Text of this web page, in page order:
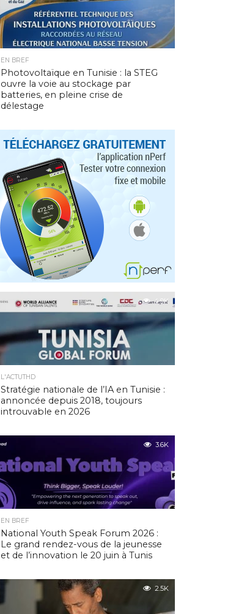
EN BREF
Photovoltaïque en Tunisie : la STEG
ouvre la voie au stockage par
batteries, en pleine crise de
délestage
4.9K
L'ACTUTHD
Stratégie nationale de l’IA en Tunisie :
annoncée depuis 2018, toujours
introuvable en 2026
3.6K
EN BREF
National Youth Speak Forum 2026 :
Le grand rendez-vous de la jeunesse
et de l’innovation le 20 juin à Tunis
2.5K